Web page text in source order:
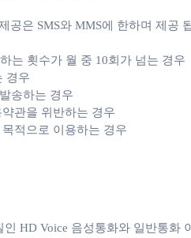
공은 SMS와 MMS에 한하며 제
는 횟수가 월 중 10회가 넘는 경우
경우
송하는 경우
관을 위반하는 경우
적으로 이용하는 경우
HD Voice 음성통화와 일반통화